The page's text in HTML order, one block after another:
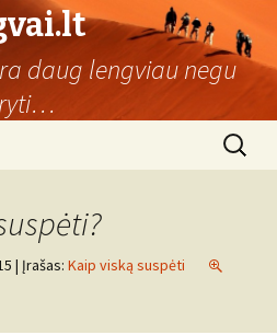
daug lengviau negu
Ieškoti:
| Įrašas: Kaip viską suspėti